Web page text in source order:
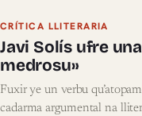
CRÍTICA LLITERARIA
Javi Solís ufre
medrosu»
Fuxir ye un verbu
cadarma argumental na